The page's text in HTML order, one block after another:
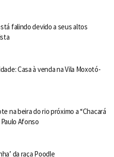
falindo devido a seus altos
Casa à venda na Vila Moxotó-
na beira do rio próximo a “Chacará
Afonso
da raça Poodle